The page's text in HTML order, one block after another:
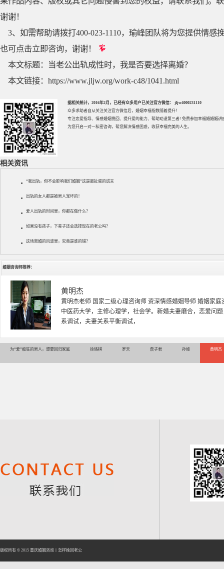
谢谢！
3、如需帮助请拨打400-023-1110，瑜峰团队将为您提供情
也可点击立即咨询，谢谢！
本文标题：
当老公出轨成性时，我是否要选择离婚？
本文链接： https://www.jljw.org/work-c48/1041.html
据相关统计，2016年2月，已经有众多用户已关注官方微信： jljw4000231110
众多求助者自从关注关注官方微信后，婚姻幸福指数随着提升！
专注恋爱指导、 情感婚姻挽回 、提升爱的能力、帮助劝退第三者! 免费参加幸福婚婚姻讲
为您开启一对一私密咨询，帮您解决情感困惑，收获幸福完美的人生。
相关资讯
“我出轨，但不会影响我们婚姻”这是最扯蛋的谎言
出轨的女人都是被男人宠坏的！
爱人出轨的时间里，你都在做什么？
如果没有孩子，下辈子还会选择现在的老公吗？
这场离婚的风波里，究竟是谁的错？
婚姻咨询师推荐：
黄明杰
黄明杰老师 国家二级心理咨询师 资深情感婚姻导师 婚姻家庭
中医药大学，主修心理学，社会学。新婚夫妻磨合，恋爱问
系调试，夫妻关系平衡调试，
为“爱”痴狂的男人，想要回归家庭 徐珞棋 罗天 詹子君 孙娅 黄明杰
版权所有 © 2015 重庆婚姻咨询 怎样挽回老公